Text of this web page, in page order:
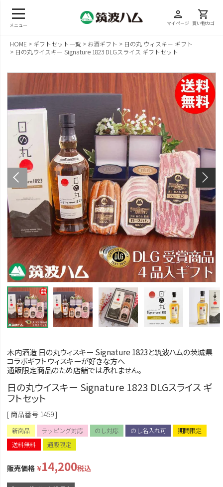
メニュー
person
マイページ
shopping_cart
買い物カゴ
HOME ギフトセット一覧 お酒ギフト
日の丸 ウィスキー ギフト
日の丸ウイスキー Signature 1823 DLGスライス ギフトセット
木内酒造 日の丸ウィスキー Signature 1823と筑波ハムの茨城県
コラボギフト ウィスキーが好きな方へ
通販限定商品のため店舗では承れません。
日の丸ウイスキー Signature 1823 DLGスライス ギ
フトセット
商品番号 1459
新商品 ラッピング対応 のし対応 のし名入れ可
期間限定
送料無料
通販限定
販売価格 ¥14,200税込